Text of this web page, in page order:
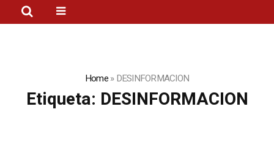
Home»DESINFORMACION
Etiqueta: DESINFORMACION